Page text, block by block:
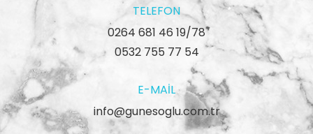
TELEFON
0264 681 46 19/78
0532 755 77 54
E-MAIL
info@gunesoglu.com.tr